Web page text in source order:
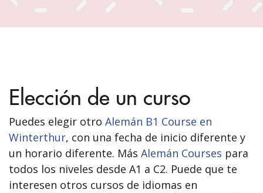
Elección de un curso
Puedes elegir otro Alemán B1 Course en
Winterthur, con una fecha de inicio diferente y
un horario diferente. Más Alemán Courses para
todos los niveles desde A1 a C2. Puede que te
interesen otros cursos de idiomas en